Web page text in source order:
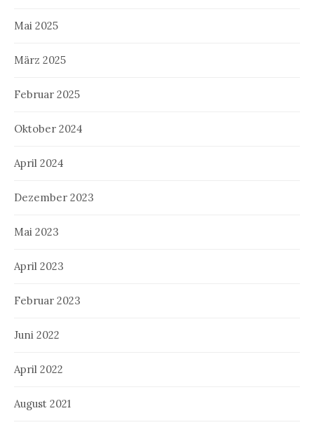
Mai 2025
März 2025
Februar 2025
Oktober 2024
April 2024
Dezember 2023
Mai 2023
April 2023
Februar 2023
Juni 2022
April 2022
August 2021